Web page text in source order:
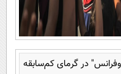
در گرمای کم‌سابقه